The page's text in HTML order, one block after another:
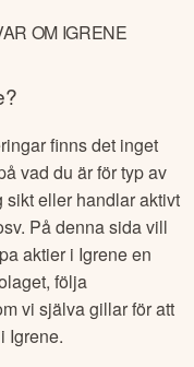
OM IGRENE
finns det inget
vad du är för typ av
sikt eller handlar aktivt
På denna sida vill
aktier i Igreneen
följa
vi själva gillar för att
Igrene.